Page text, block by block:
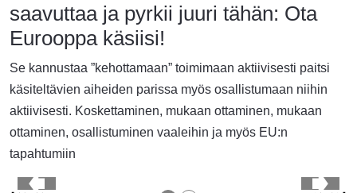
saavuttaa ja pyrkii juuri tähän: Ota
Eurooppa käsiisi!
Se kannustaa ”kehottamaan” toimimaan aktiivisesti paitsi
käsiteltävien aiheiden parissa myös osallistumaan niihin
aktiivisesti. Koskettaminen, mukaan ottaminen, mukaan
ottaminen, osallistuminen vaaleihin ja myös EU:n
tapahtumiin